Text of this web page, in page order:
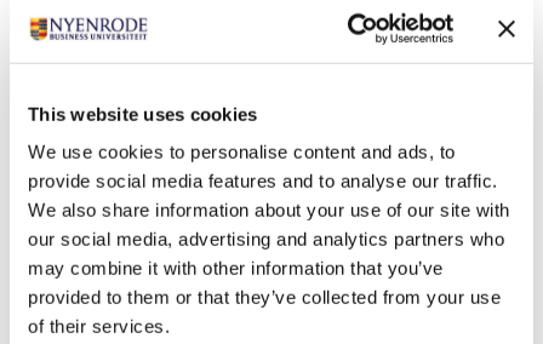
This website uses cookies
We use cookies to personalise content and ads, to
provide social media features and to analyse our traffic.
We also share information about your use of our site with
our social media, advertising and analytics partners who
may combine it with other information that you’ve
provided to them or that they’ve collected from your use
of their services.
leidinggevende het meeste uit. Het is een must voor
iedere manager die verdere stappen wil zetten op dit
Het geeft inzicht in je nieuwe, coachende rol als
leidinggevende in een Lean-omgeving. Je leert
meer over het implementeren of doorontwikkelen
van Lean in je organisatie en hoe het bijdraagt aan
je organisatiedoelstellingen.